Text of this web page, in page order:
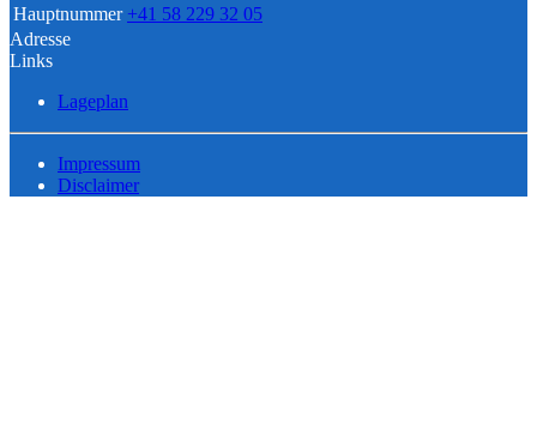
Hauptnummer +41 58 229 32 05
Adresse
Links
Lageplan
Impressum
Disclaimer